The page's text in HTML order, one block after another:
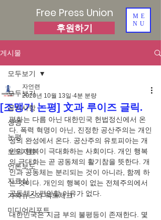
Free Press Union
후원하기
ME
NU
게시물
모두보기
공지사항
성명
논평
보도자료
언론보도
자료실
가짜뉴스와 팩트체크
미디어리포트
모두보기
[조맹기 논평] 文과 루이즈 글릭.
자언련
2020년 10월 13일 4분 분량
평화는 다름 아닌 대한민국 헌법정신에서 온
다. 폭력 혁명이 아닌, 진정한 공산주의는 개인
성의 완성에서 온다. 공산주의 유토피아는 개
인의 행복이 극대화하는 사회이다. 개인 행복
의 극대화는 곧 공동체의 활기참을 뜻한다. 개
인과 공동체는 분리되는 것이 아니라, 함께 하
는 것이다. 개인의 행복이 없는 전체주의에서
대한민국은 지금 부의 불평등이 존재한다. 몇